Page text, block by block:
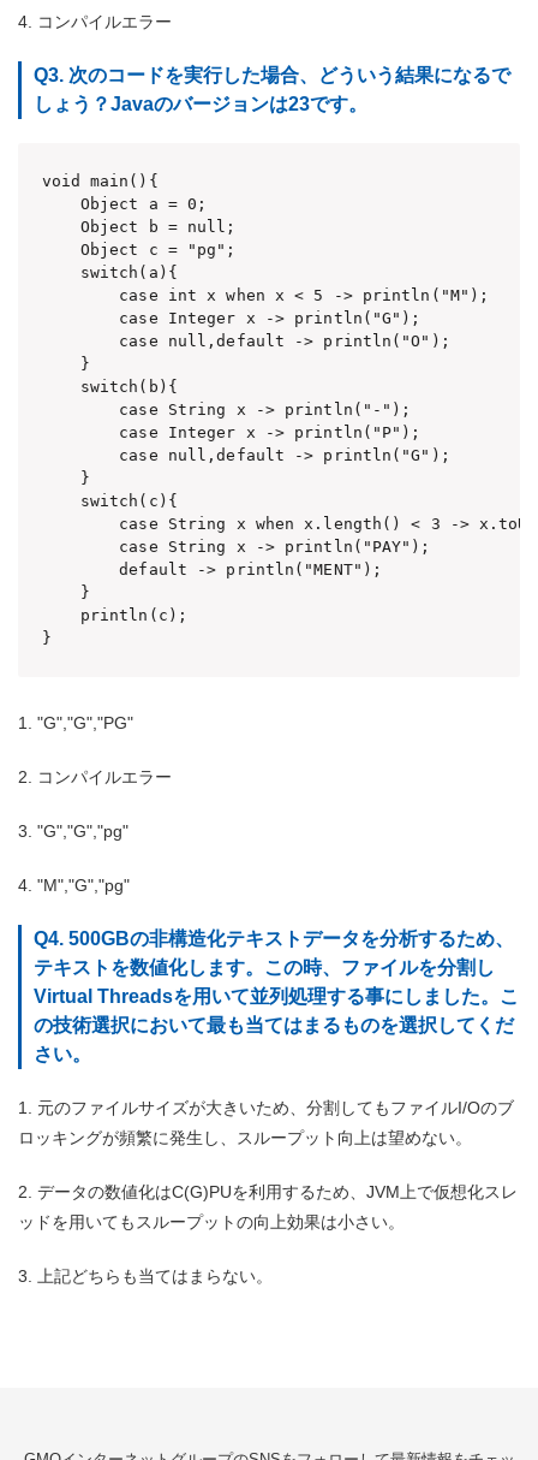
4. コンパイルエラー
Q3. 次のコードを実行した場合、どういう結果になるで
しょう？Javaのバージョンは23です。
void main(){
    Object a = 0;
    Object b = null;
    Object c = "pg";
    switch(a){
        case int x when x < 5 -> println("M");
        case Integer x -> println("G");
        case null,default -> println("O");
    }
    switch(b){
        case String x -> println("-");
        case Integer x -> println("P");
        case null,default -> println("G");
    }
    switch(c){
case String x when x.length() < 3 ->
        case String x -> println("PAY");
        default -> println("MENT");
    }
    println(c);
1. "G","G","PG"
2. コンパイルエラー
3. "G","G","pg"
4. "M","G","pg"
Q4. 500GBの非構造化テキストデータを分析するため、
テキストを数値化します。この時、ファイルを分割し
Virtual Threadsを用いて並列処理する事にしました。こ
の技術選択において最も当てはまるものを選択してくだ
さい。
1. 元のファイルサイズが大きいため、分割してもファイルI/Oのブ
ロッキングが頻繁に発生し、スループット向上は望めない。
2. データの数値化はC(G)PUを利用するため、JVM上で仮想化スレ
ッドを用いてもスループットの向上効果は小さい。
3. 上記どちらも当てはまらない。